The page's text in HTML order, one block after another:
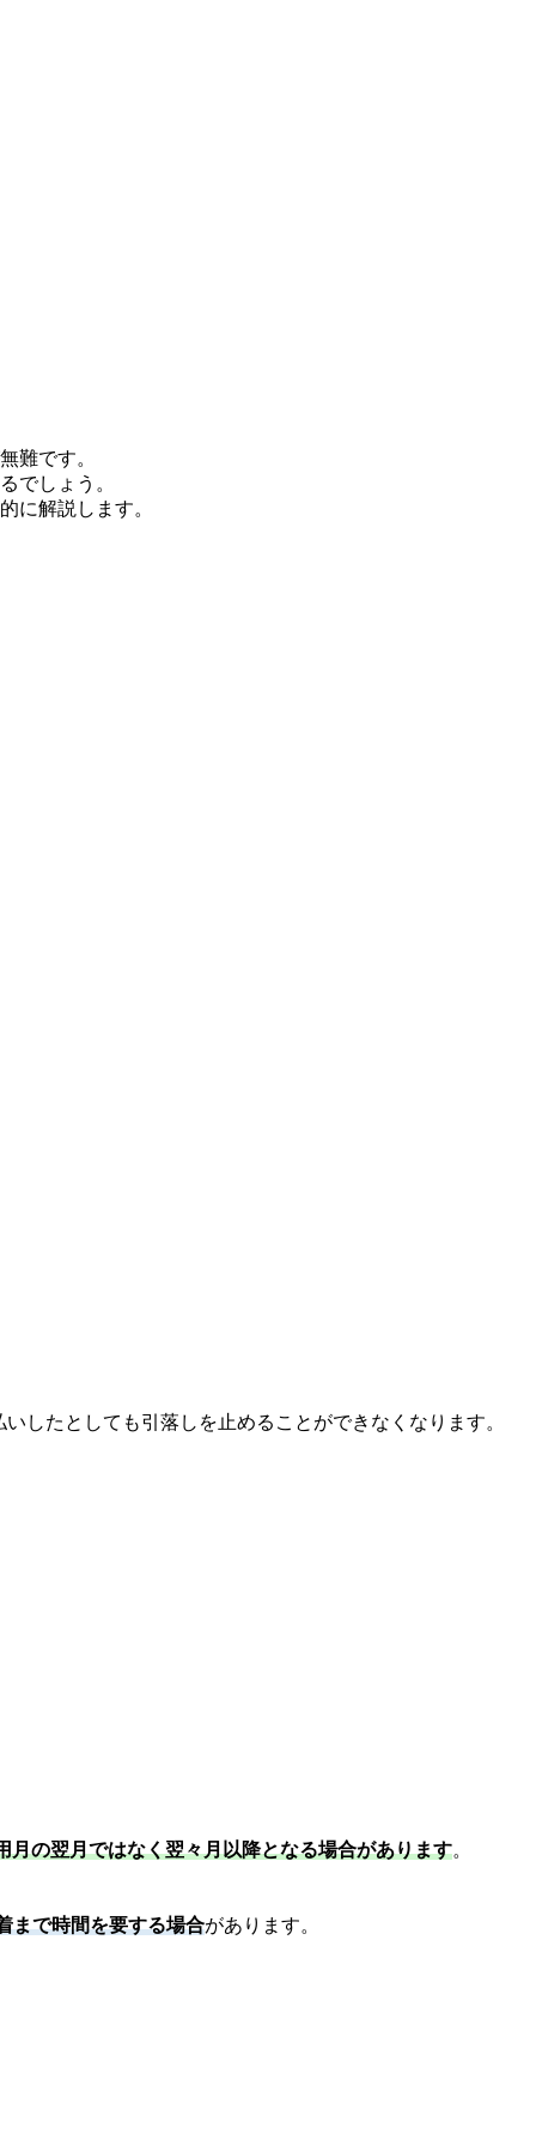
難です。
でしょう。
に解説します。
したとしても引落しを止めることができなくなります。
月の翌月ではなく翌々月以降となる場合があります。
まで時間を要する場合があります。